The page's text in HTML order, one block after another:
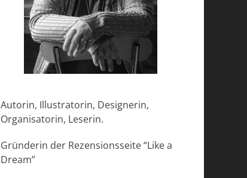
Autorin, Illustratorin, Designerin,
Organisatorin, Leserin.
Gründerin der Rezensionsseite “Like a
Dream”